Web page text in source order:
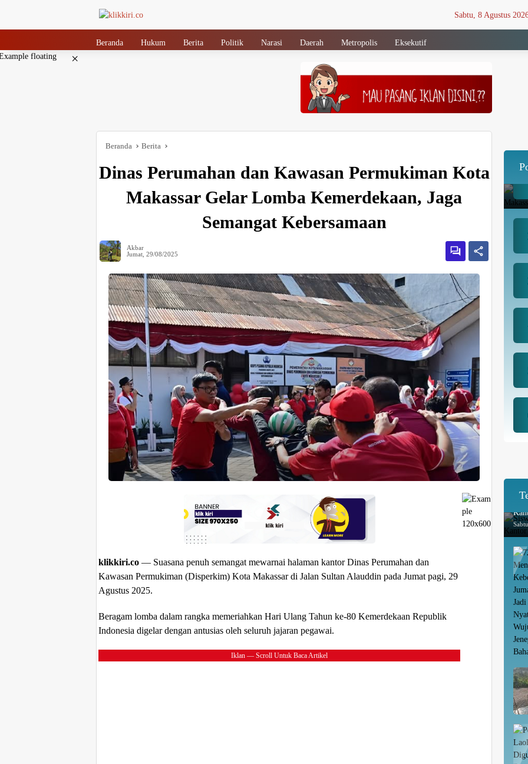
konten
Sabtu, 8 Agustus
Beranda Hukum Berita Politik Narasi Daerah Metropolis Eksekutif
×
Beranda Berita
Dinas Perumahan dan Kawasan Permukiman Kota
Makassar Gelar Lomba Kemerdekaan, Jaga
Semangat Kebersamaan
Akbar
Jumat, 29/08/2025
klikkiri.co — Suasana penuh semangat mewarnai halaman kantor Dinas Perumahan dan
Kawasan Permukiman (Disperkim) Kota Makassar di Jalan Sultan Alauddin pada Jumat pagi, 29
Agustus 2025.
Beragam lomba dalam rangka memeriahkan Hari Ulang Tahun ke-80 Kemerdekaan Republik
Indonesia digelar dengan antusias oleh seluruh jajaran pegawai.
Iklan — Scroll Untuk Baca Artikel